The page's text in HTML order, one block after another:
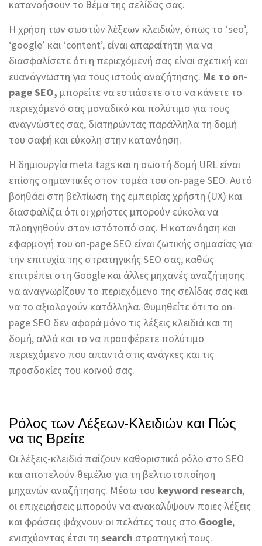
κατανοήσουν το θέμα της σελίδας σας.
Η χρήση των σωστών λέξεων κλειδιών, όπως το ‘seo’,
‘google’ και ‘content’, είναι απαραίτητη για να
διασφαλίσετε ότι η περιεχόμενή σας είναι σχετική και
ευανάγνωστη για τους ιστούς αναζήτησης. Με το on-
page SEO, μπορείτε να εστιάσετε στο να κάνετε το
περιεχόμενό σας μοναδικό και πολύτιμο για τους
αναγνώστες σας, διατηρώντας παράλληλα τη δομή
του σαφή και εύκολη στην κατανόηση.
Η δημιουργία meta tags και η σωστή δομή URL είναι
επίσης σημαντικές στον τομέα του on-page SEO. Αυτό
βοηθάει στη βελτίωση της εμπειρίας χρήστη (UX) και
διασφαλίζει ότι οι χρήστες μπορούν εύκολα να
πλοηγηθούν στον ιστότοπό σας. Η κατανόηση και
εφαρμογή του on-page SEO είναι ζωτικής σημασίας για
την επιτυχία της στρατηγικής SEO σας, καθώς
επιτρέπει στη Google και άλλες μηχανές αναζήτησης
να αναγνωρίζουν το περιεχόμενο της σελίδας σας και
να το αξιολογούν κατάλληλα. Θυμηθείτε ότι το on-
page SEO δεν αφορά μόνο τις λέξεις κλειδιά και τη
δομή, αλλά και το να προσφέρετε πολύτιμο
περιεχόμενο που απαντά στις ανάγκες και τις
προσδοκίες του κοινού σας.
Ρόλος των Λέξεων-Κλειδιών και Πώς
να τις Βρείτε
Οι λέξεις-κλειδιά παίζουν καθοριστικό ρόλο στο SEO
και αποτελούν θεμέλιο για τη βελτιστοποίηση
μηχανών αναζήτησης. Μέσω του keyword research,
οι επιχειρήσεις μπορούν να ανακαλύψουν ποιες λέξεις
και φράσεις ψάχνουν οι πελάτες τους στο Google,
ενισχύοντας έτσι τη search στρατηγική τους.